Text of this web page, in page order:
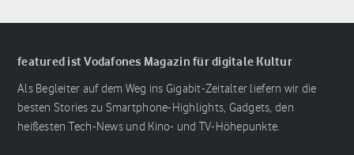
featured ist Vodafones Magazin für digitale Kultur
Als Begleiter auf dem Weg ins Gigabit-Zeitalter liefern wir die
besten Stories zu Smartphone-Highlights, Gadgets, den
heißesten Tech-News und Kino- und TV-Höhepunkte.